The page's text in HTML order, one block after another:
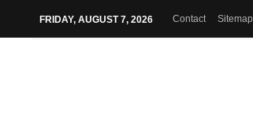
FRIDAY, AUGUST 7, 2026 Contact Sitemap